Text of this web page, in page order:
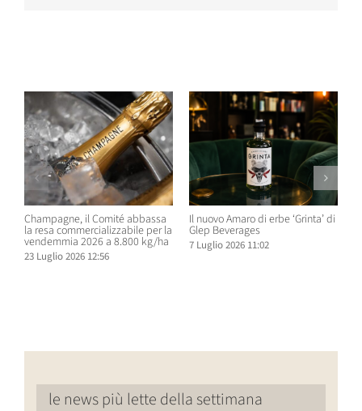
Champagne, il Comité abbassa
la resa commercializzabile per la
vendemmia 2026 a 8.800 kg/ha
23 Luglio 2026 12:56
Il nuovo Amaro di erbe ‘Grinta’ di
Glep Beverages
7 Luglio 2026 11:02
le news più lette della settimana